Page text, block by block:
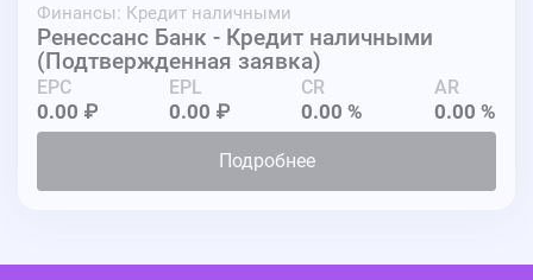
Финансы: Кредит наличными
Ренессанс Банк - Кредит наличными
(Подтвержденная заявка)
EPC
0.00 ₽
EPL
0.00 ₽
CR
0.00 %
AR
0.00 %
Подробнее